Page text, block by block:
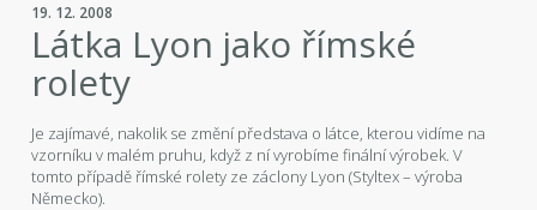
19. 12. 2008
Látka Lyon jako římské
rolety
Je zajímavé, nakolik se změní představa o látce, kterou vidíme na
vzorníku v malém pruhu, když z ní vyrobíme finální výrobek. V
tomto případě římské rolety ze záclony Lyon (Styltex – výroba
Německo).